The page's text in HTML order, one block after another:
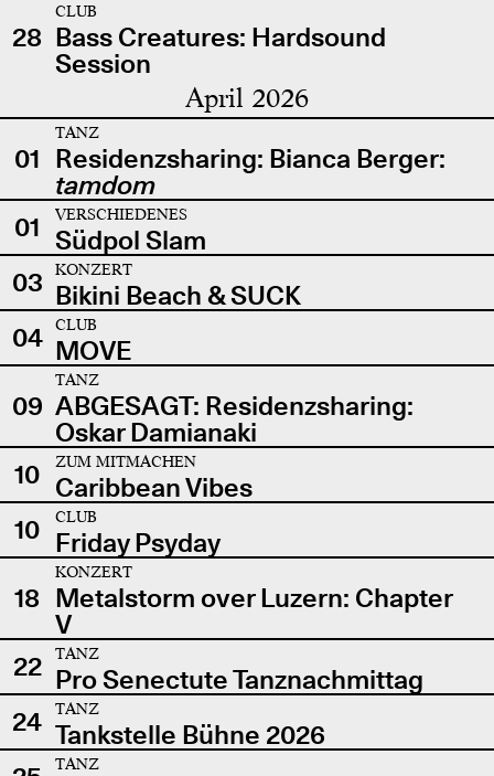
28
CLUB
Bass Creatures: Hardsound
Session
April 2026
01
TANZ
Residenzsharing: Bianca Berger:
tamdom
01
VERSCHIEDENES
Südpol Slam
03
KONZERT
Bikini Beach & SUCK
04
CLUB
MOVE
09
TANZ
ABGESAGT: Residenzsharing:
Oskar Damianaki
10
ZUM MITMACHEN
Caribbean Vibes
10
CLUB
Friday Psyday
18
KONZERT
Metalstorm over Luzern: Chapter
V
22
TANZ
Pro Senectute Tanznachmittag
24
TANZ
Tankstelle Bühne 2026
TANZ